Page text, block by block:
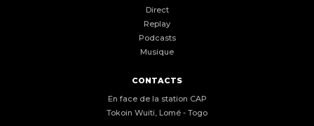
Direct
Replay
Podcasts
Musique
CONTACTS
En face de la station CAP
Tokoin Wuiti, Lomé - Togo